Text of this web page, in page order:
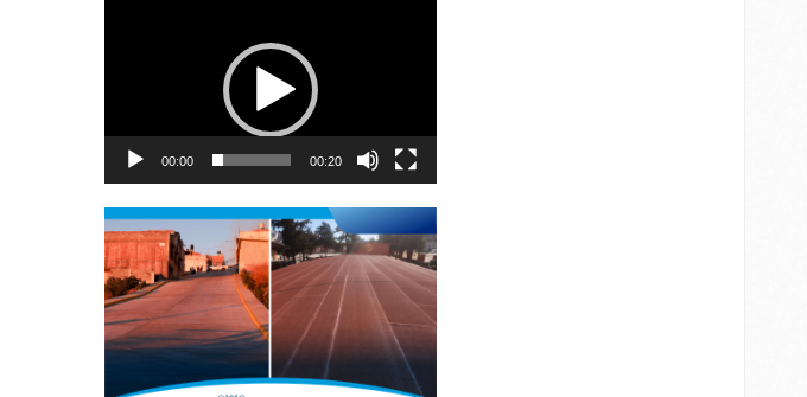
00:00 00:20